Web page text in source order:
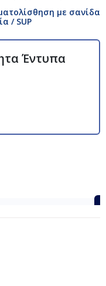
με σανίδα
/ SUP